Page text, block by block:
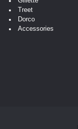
Treet
Dorco
Accessories